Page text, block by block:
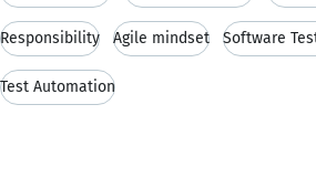
Responsibility Agile mindset Software
Test Automation